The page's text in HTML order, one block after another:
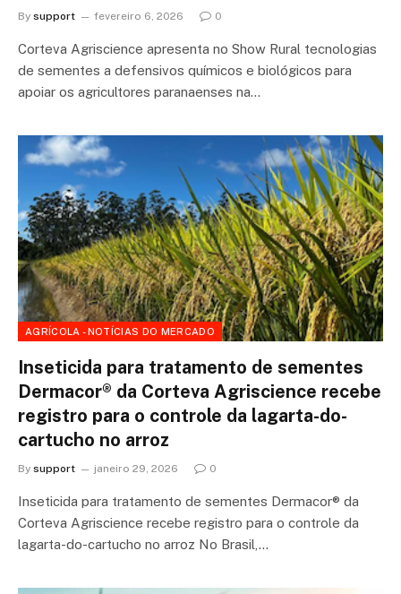
By support fevereiro 6, 2026 0
Corteva Agriscience apresenta no Show Rural tecnologias
de sementes a defensivos químicos e biológicos para
apoiar os agricultores paranaenses na…
AGRÍCOLA - NOTÍCIAS DO MERCADO
Inseticida para tratamento de sementes
Dermacor® da Corteva Agriscience recebe
registro para o controle da lagarta-do-
cartucho no arroz
By support janeiro 29, 2026 0
Inseticida para tratamento de sementes Dermacor® da
Corteva Agriscience recebe registro para o controle da
lagarta-do-cartucho no arroz No Brasil,…